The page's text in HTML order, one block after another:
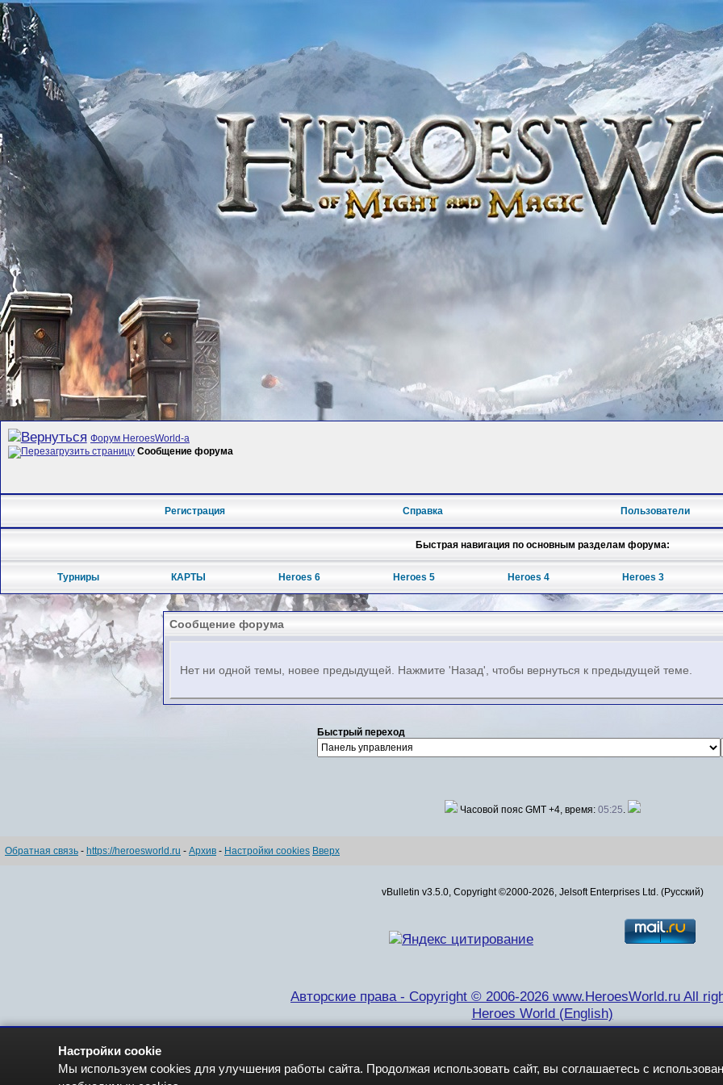
Форум HeroesWorld-а
Сообщение форума
Регистрация Справка Пользователи
Быстрая навигация по основным разделам форума:
Турниры КАРТЫ Heroes 6 Heroes 5 Heroes 4 Heroes 3
Сообщение форума
Нет ни одной темы, новее предыдущей. Нажмите 'Назад', чтобы вернуться к предыдущей теме.
Быстрый переход
Часовой пояс GMT +4, время: 05:25
Обратная связь - https://heroesworld.ru - Архив - Настройки cookies Вверх
vBulletin v3.5.0, Copyright ©2000-2026, Jelsoft Enterprises Ltd. (Русский)
Авторские права - Copyright © 2006-2026 www.HeroesWorld.ru All
Heroes World (English)
Настройки cookie
Мы используем cookies для улучшения работы сайта. Продолжая использовать сайт, вы соглашаетесь с